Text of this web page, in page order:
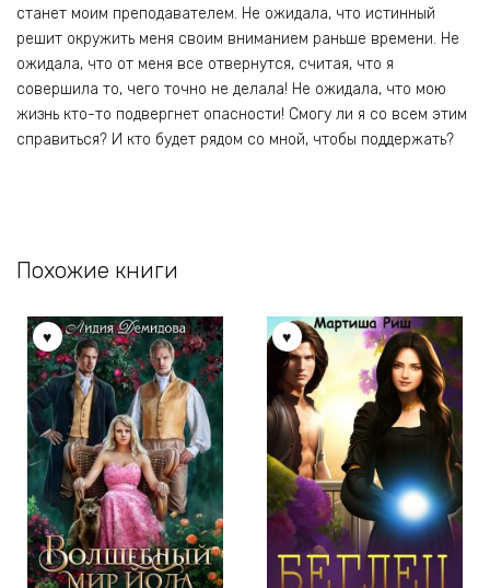
станет моим преподавателем. Не ожидала, что истинный
решит окружить меня своим вниманием раньше времени. Не
ожидала, что от меня все отвернутся, считая, что я
совершила то, чего точно не делала! Не ожидала, что мою
жизнь кто-то подвергнет опасности! Смогу ли я со всем этим
справиться? И кто будет рядом со мной, чтобы поддержать?
Похожие книги